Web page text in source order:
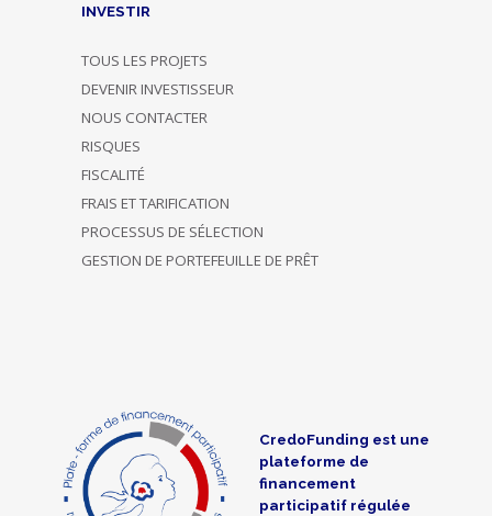
INVESTIR
TOUS LES PROJETS
DEVENIR INVESTISSEUR
NOUS CONTACTER
RISQUES
FISCALITÉ
FRAIS ET TARIFICATION
PROCESSUS DE SÉLECTION
GESTION DE PORTEFEUILLE DE PRÊT
CredoFunding est une
plateforme de
financement
participatif régulée